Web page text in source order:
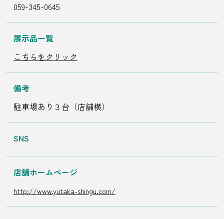
059-345-0645
展示品一覧
こちらをクリック
備考
駐車場あり３台（店舗横）
SNS
店舗ホームページ
http://www.yutaka-shingu.com/